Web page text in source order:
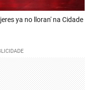
ya no lloran' na Cidade